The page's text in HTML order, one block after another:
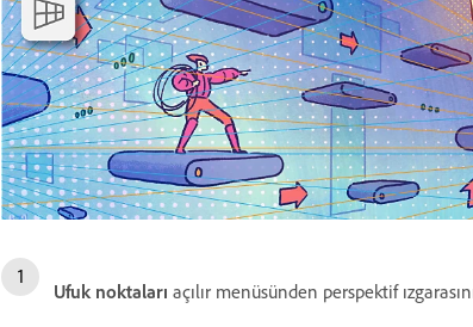
Ufuk noktaları açılır menüsünden perspektif